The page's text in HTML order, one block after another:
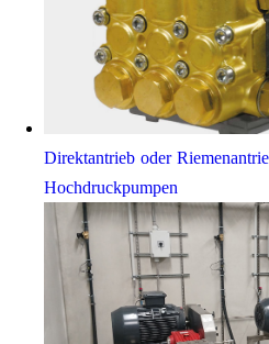
Direktantrieb oder
Hochdruckpumpen